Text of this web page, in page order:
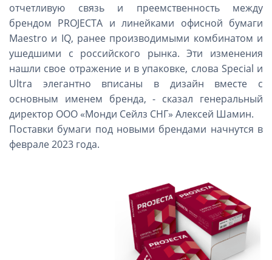
отчетливую связь и преемственность между
брендом PROJECTA и линейками офисной бумаги
Maestro и IQ, ранее производимыми комбинатом и
ушедшими с российского рынка. Эти изменения
нашли свое отражение и в упаковке, слова Special и
Ultra элегантно вписаны в дизайн вместе с
основным именем бренда, - сказал генеральный
директор ООО «Монди Сейлз СНГ» Алексей Шамин.
Поставки бумаги под новыми брендами начнутся в
феврале 2023 года.